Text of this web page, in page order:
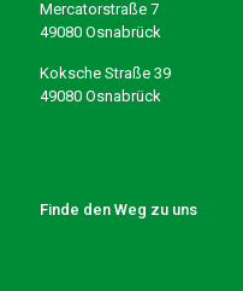
Mercatorstraße 7
49080 Osnabrück
Koksche Straße 39
49080 Osnabrück
Finde den Weg zu uns